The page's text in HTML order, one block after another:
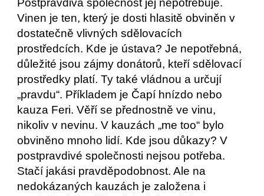
Postpravdivá společnost jej nepotřebuje.
Vinen je ten, který je dosti hlasitě obviněn v
dostatečně vlivných sdělovacích
prostředcích. Kde je ústava? Je nepotřebná,
důležité jsou zájmy donátorů, kteří sdělovací
prostředky platí. Ty také vládnou a určují
„pravdu“. Příkladem je Čapí hnízdo nebo
kauza Feri. Věří se přednostně ve vinu,
nikoliv v nevinu. V kauzách „me too“ bylo
obviněno mnoho lidí. Kde jsou důkazy? V
postpravdivé společnosti nejsou potřeba.
Stačí jakási pravděpodobnost. Ale na
nedokázaných kauzách je založena i